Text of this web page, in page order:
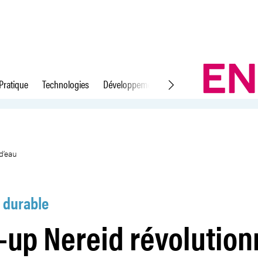
Pratique Technologies Développement durable Droit du travail
d’eau
Nereid